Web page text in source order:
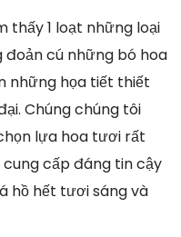
thấy 1 loạt những loại
cú những bó hoa
những họa tiết thiết
Chúng chúng tôi
lựa hoa tươi rất
cấp đáng tin cậy
hồ hết tươi sáng và